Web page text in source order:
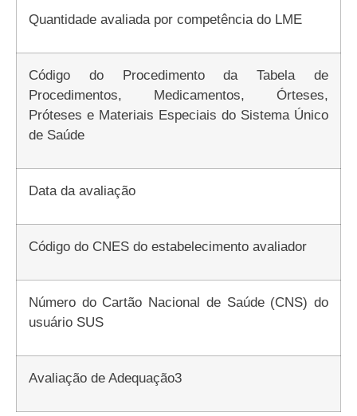
Quantidade avaliada por competência do LME
Código do Procedimento da Tabela de
Procedimentos, Medicamentos, Órteses,
Próteses e Materiais Especiais do Sistema Único
de Saúde
Data da avaliação
Código do CNES do estabelecimento avaliador
Número do Cartão Nacional de Saúde (CNS) do
usuário SUS
Avaliação de Adequação3